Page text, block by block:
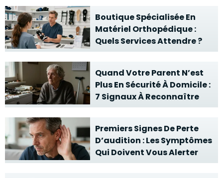
Boutique Spécialisée En
Matériel Orthopédique :
Quels Services Attendre ?
Quand Votre Parent N’est
Plus En Sécurité À Domicile :
7 Signaux À Reconnaître
Premiers Signes De Perte
D’audition : Les Symptômes
Qui Doivent Vous Alerter